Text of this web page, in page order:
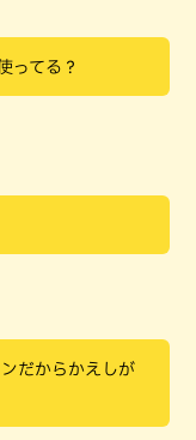
ってる？
だからかえしが